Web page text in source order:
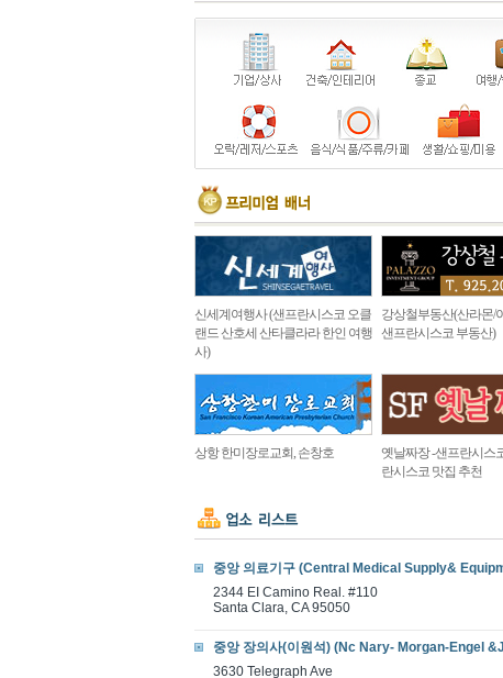
신세계여행사 (샌프란시스코 오클
랜드 산호세 산타클라라 한인 여행
사)
강상철부동산(산라몬/
샌프란시스코 부동산)
상항 한미장로교회, 손창호
옛날짜장 -샌프란시스
란시스코 맛집 추천
중앙 의료기구 (Central Medical Supply&
2344 EI Camino Real. #110
Santa Clara, CA 95050
중앙 장의사(이원석) (Nc Nary- Morgan-Engel
3630 Telegraph Ave